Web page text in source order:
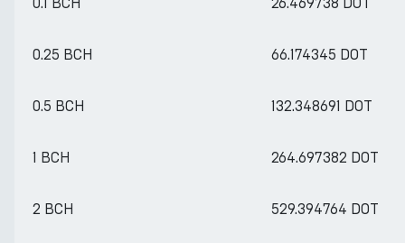
0.25 BCH 66.174345 DOT
0.5 BCH 132.348691 DOT
1 BCH 264.697382 DOT
2 BCH 529.394764 DOT